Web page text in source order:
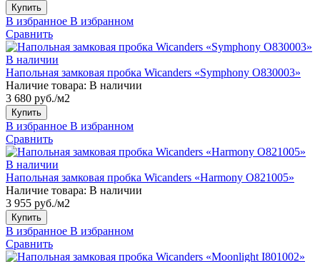
Купить
В избранное В избранном
Сравнить
В наличии
Напольная замковая пробка Wicanders «Symphony O830003»
Наличие товара: В наличии
3 680 руб./м2
Купить
В избранное В избранном
Сравнить
В наличии
Напольная замковая пробка Wicanders «Harmony O821005»
Наличие товара: В наличии
3 955 руб./м2
Купить
В избранное В избранном
Сравнить